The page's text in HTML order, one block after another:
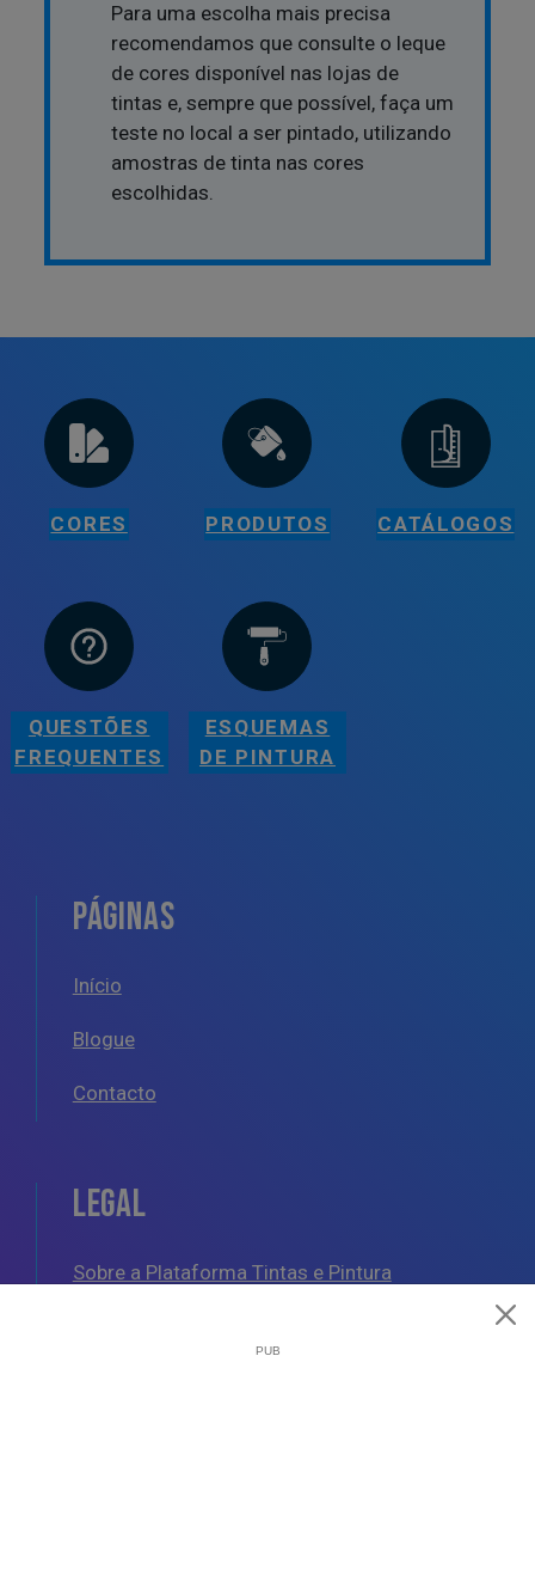
Para uma escolha mais precisa
recomendamos que consulte o leque
de cores disponível nas lojas de
tintas e, sempre que possível, faça um
teste no local a ser pintado, utilizando
amostras de tinta nas cores
escolhidas.
CORES PRODUTOS CATÁLOGOS
QUESTÕES
FREQUENTES
ESQUEMAS
DE PINTURA
PÁGINAS
Início
Blogue
Contacto
LEGAL
Sobre a Plataforma Tintas e Pintura